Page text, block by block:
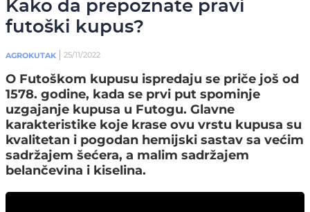
Kako da prepoznate pravi
futoški kupus?
AGROKUTAK 25/11/2022
O Futoškom kupusu ispredaju se priče još od
1578. godine, kada se prvi put spominje
uzgajanje kupusa u Futogu. Glavne
karakteristike koje krase ovu vrstu kupusa su
kvalitetan i pogodan hemijski sastav sa većim
sadržajem šećera, a malim sadržajem
belančevina i kiselina.